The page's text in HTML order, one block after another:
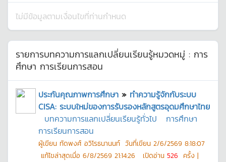
ไม่มีข้อมูลตามเงื่อนไขที่ท่านกำหนด
รายการบทความการแลกเปลี่ยนเรียนรู้หมวดหมู่ : การ
ศึกษา การเรียนการสอน
ประกันคุณภาพการศึกษา » ทำความรู้จักกับระบบ
CISA: ระบบใหม่ของการรับรองหลักสูตรอุดมศึกษาไทย
บทความการแลกเปลี่ยนเรียนรู้ทั่วไป
การศึกษา
การเรียนการสอน
ผู้เขียน ทัดพงศ์ อวิโรธนานนท์ วันที่เขียน 2/6/2569 8:18:07
แก้ไขล่าสุดเมื่อ 6/8/2569 21:14:26 เปิดอ่าน 526 ครั้ง |